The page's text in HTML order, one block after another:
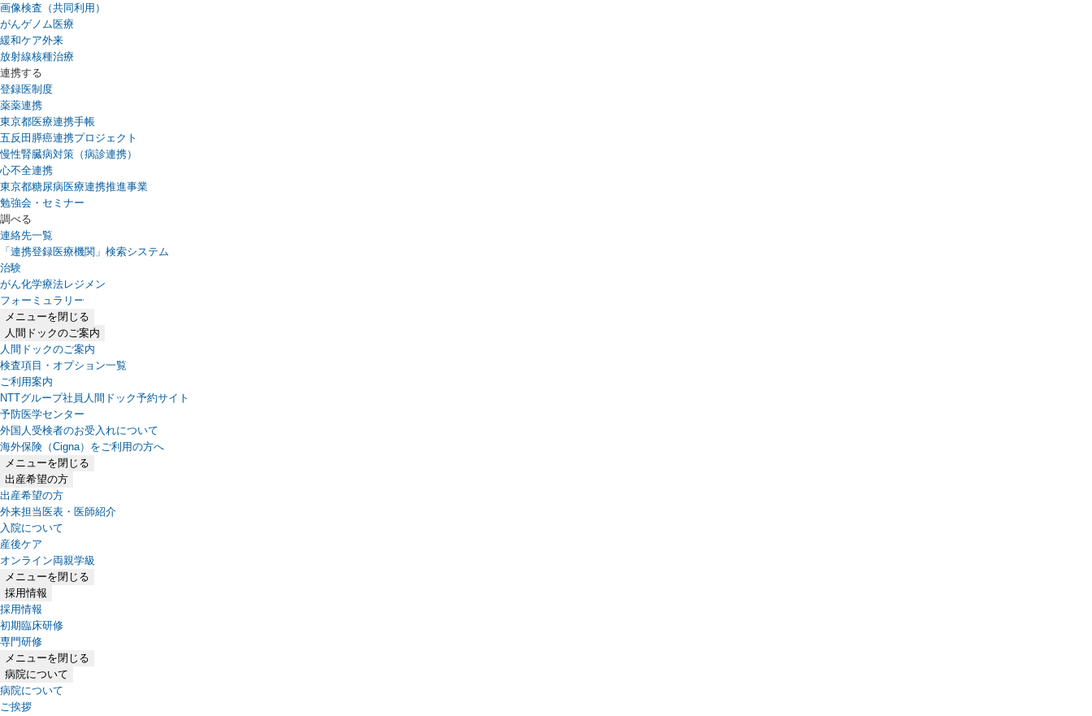
（新しいタブで開きます）
画像検査（共同利用）
がんゲノム医療
緩和ケア外来
放射線核種治療
連携する
登録医制度
薬薬連携
東京都医療連携手帳
五反田膵癌連携プロジェクト
慢性腎臓病対策（病診連携）
心不全連携
東京都糖尿病医療連携推進事業
勉強会・セミナー
調べる
連絡先一覧
「連携登録医療機関」検索システム
（新しいタブで開きます）
治験
がん化学療法レジメン
フォーミュラリー
（PDFファイル、新しいタブで開きます）
メニューを閉じる
人間ドックのご案内
人間ドックのご案内
検査項目・オプション一覧
ご利用案内
NTTグループ社員人間ドック予約サイト
予防医学センター
外国人受検者のお受入れについて
海外保険（Cigna）をご利用の方へ
メニューを閉じる
出産希望の方
出産希望の方
外来担当医表・医師紹介
入院について
産後ケア
オンライン両親学級
メニューを閉じる
採用情報
採用情報
初期臨床研修
専門研修
メニューを閉じる
病院について
病院について
ご挨拶